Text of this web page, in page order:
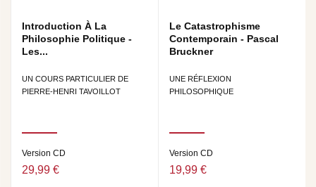
Introduction À La
Philosophie Politique -
Les...
UN COURS PARTICULIER DE
PIERRE-HENRI TAVOILLOT
Version CD
29,99 €
Le Catastrophisme
Contemporain - Pascal
Bruckner
UNE RÉFLEXION
PHILOSOPHIQUE
Version CD
19,99 €